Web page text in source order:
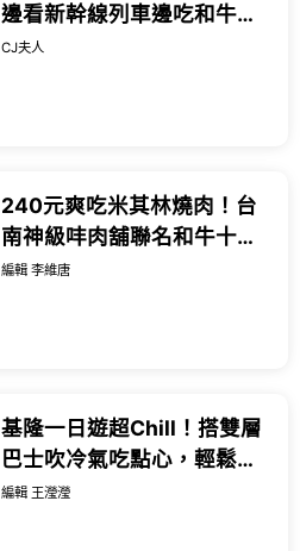
邊看新幹線列車邊吃和牛燒
肉，一份千日圓出頭就能吃
CJ夫人
240元爽吃米其林燒肉！台
南神級㕩肉舖聯名和牛十図
進駐台北大安區，搶攻必吃
編輯 李維唐
基隆一日遊超Chill！搭雙層
巴士吹冷氣吃點心，輕鬆踩
點彩色屋、潮境公園再送海
編輯 王瀅瀅